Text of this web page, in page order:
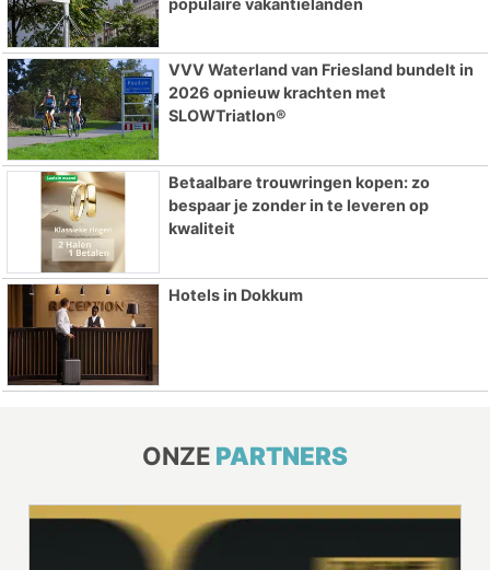
VVV Waterland van Friesland bundelt in
2026 opnieuw krachten met
SLOWTriatlon®
Betaalbare trouwringen kopen: zo
bespaar je zonder in te leveren op
kwaliteit
Hotels in Dokkum
ONZE PARTNERS